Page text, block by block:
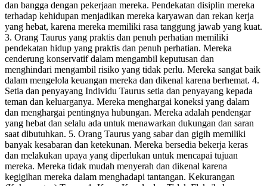
dan bangga dengan pekerjaan mereka. Pendekatan disiplin mereka
terhadap kehidupan menjadikan mereka karyawan dan rekan kerja
yang hebat, karena mereka memiliki rasa tanggung jawab yang kuat.
3. Orang Taurus yang praktis dan penuh perhatian memiliki
pendekatan hidup yang praktis dan penuh perhatian. Mereka
cenderung konservatif dalam mengambil keputusan dan
menghindari mengambil risiko yang tidak perlu. Mereka sangat baik
dalam mengelola keuangan mereka dan dikenal karena berhemat. 4.
Setia dan penyayang Individu Taurus setia dan penyayang kepada
teman dan keluarganya. Mereka menghargai koneksi yang dalam
dan menghargai pentingnya hubungan. Mereka adalah pendengar
yang hebat dan selalu ada untuk menawarkan dukungan dan saran
saat dibutuhkan. 5. Orang Taurus yang sabar dan gigih memiliki
banyak kesabaran dan ketekunan. Mereka bersedia bekerja keras
dan melakukan upaya yang diperlukan untuk mencapai tujuan
mereka. Mereka tidak mudah menyerah dan dikenal karena
kegigihan mereka dalam menghadapi tantangan. Kekurangan